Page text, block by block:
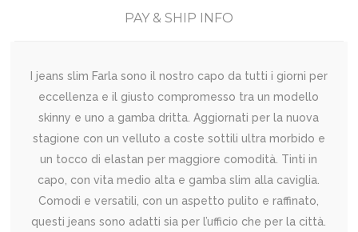
PAY & SHIP INFO
I jeans slim Farla sono il nostro capo da tutti i giorni per
eccellenza e il giusto compromesso tra un modello
skinny e uno a gamba dritta. Aggiornati per la nuova
stagione con un velluto a coste sottili ultra morbido e
un tocco di elastan per maggiore comodità. Tinti in
capo, con vita medio alta e gamba slim alla caviglia.
Comodi e versatili, con un aspetto pulito e raffinato,
questi jeans sono adatti sia per l’ufficio che per la città.